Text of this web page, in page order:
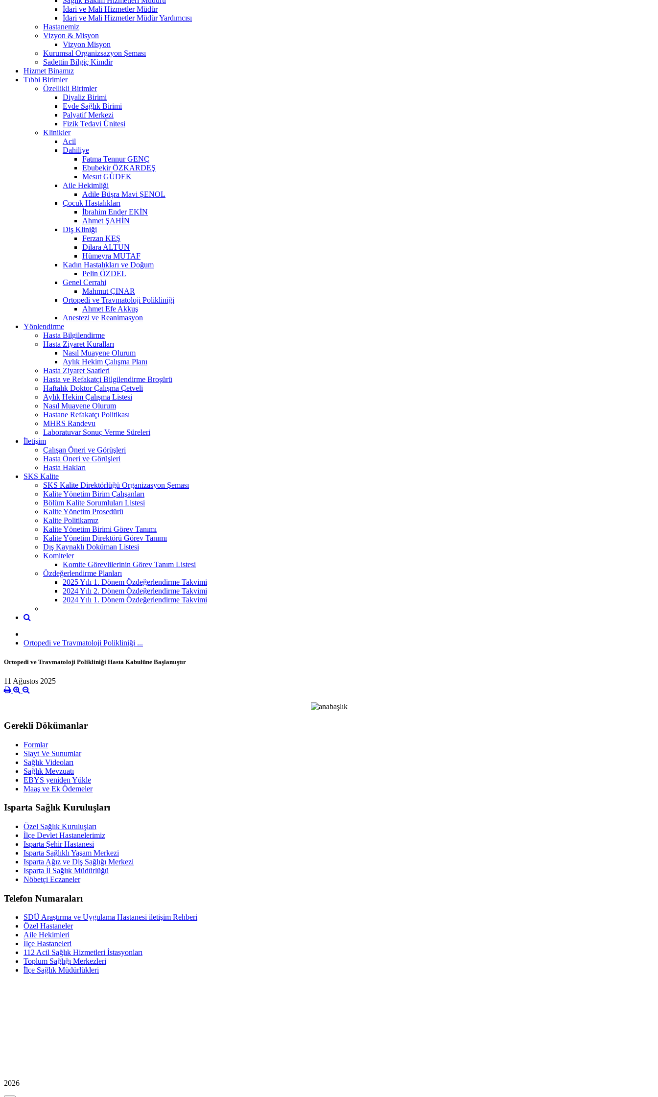
İdari ve Mali Hizmetler Müdür
İdari ve Mali Hizmetler Müdür Yardımcısı
Hastanemiz
Vizyon & Misyon
Vizyon Misyon
Kurumsal Organizsazyon Şeması
Sadettin Bilgiç Kimdir
Hizmet Binamız
Tıbbi Birimler
Özellikli Birimler
Diyaliz Birimi
Evde Sağlık Birimi
Palyatif Merkezi
Fizik Tedavi Ünitesi
Klinikler
Acil
Dahiliye
Fatma Tennur GENÇ
Ebubekir ÖZKARDEŞ
Mesut GÜDEK
Aile Hekimliği
Adile Büşra Mavi ŞENOL
Çocuk Hastalıkları
İbrahim Ender EKİN
Ahmet ŞAHİN
Diş Kliniği
Ferzan KEŞ
Dilara ALTUN
Hümeyra MUTAF
Kadın Hastalıkları ve Doğum
Pelin ÖZDEL
Genel Cerrahi
Mahmut ÇINAR
Ortopedi ve Travmatoloji Polikliniği
Ahmet Efe Akkuş
Anestezi ve Reanimasyon
Yönlendirme
Hasta Bilgilendirme
Hasta Ziyaret Kuralları
Nasıl Muayene Olurum
Aylık Hekim Çalışma Planı
Hasta Ziyaret Saatleri
Hasta ve Refakatçi Bilgilendirme Broşürü
Haftalık Doktor Çalışma Çetveli
Aylık Hekim Çalışma Listesi
Nasıl Muayene Olurum
Hastane Refakatçı Politikası
MHRS Randevu
Laboratuvar Sonuç Verme Süreleri
İletişim
Çalışan Öneri ve Görüşleri
Hasta Öneri ve Görüşleri
Hasta Hakları
SKS Kalite
SKS Kalite Direktörlüğü Organizasyon Şeması
Kalite Yönetim Birim Çalışanları
Bölüm Kalite Sorumluları Listesi
Kalite Yönetim Prosedürü
Kalite Politikamız
Kalite Yönetim Birimi Görev Tanımı
Kalite Yönetim Direktörü Görev Tanımı
Dış Kaynaklı Doküman Listesi
Komiteler
Komite Görevlilerinin Görev Tanım Listesi
Özdeğerlendirme Planları
2025 Yılı 1. Dönem Özdeğerlendirme Takvimi
2024 Yılı 2. Dönem Özdeğerlendirme Takvimi
2024 Yılı 1. Dönem Özdeğerlendirme Takvimi
Ortopedi ve Travmatoloji Polikliniği ...
Ortopedi ve Travmatoloji Polikliniği Hasta Kabulüne Başlamıştır
11 Ağustos 2025
Gerekli Dökümanlar
Formlar
Slayt Ve Sunumlar
Sağlık Videoları
Sağlık Mevzuatı
EBYS yeniden Yükle
Maaş ve Ek Ödemeler
Isparta Sağlık Kuruluşları
Özel Sağlık Kuruluşları
İlçe Devlet Hastanelerimiz
Isparta Şehir Hastanesi
Isparta Sağlıklı Yaşam Merkezi
Isparta Ağız ve Diş Sağlığı Merkezi
Isparta İl Sağlık Müdürlüğü
Nöbetçi Eczaneler
Telefon Numaraları
SDÜ Araştırma ve Uygulama Hastanesi iletişim Rehberi
Özel Hastaneler
Aile Hekimleri
İlçe Hastaneleri
112 Acil Sağlık Hizmetleri İstasyonları
Toplum Sağlığı Merkezleri
İlçe Sağlık Müdürlükleri
2026